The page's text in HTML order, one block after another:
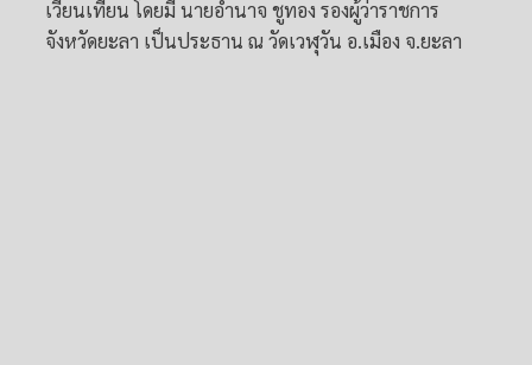
เวียนเทียน โดยมี นายอำนาจ ชูทอง รองผู้ว่าราชการ
จังหวัดยะลา เป็นประธาน ณ วัดเวฬุวัน อ.เมือง จ.ยะลา